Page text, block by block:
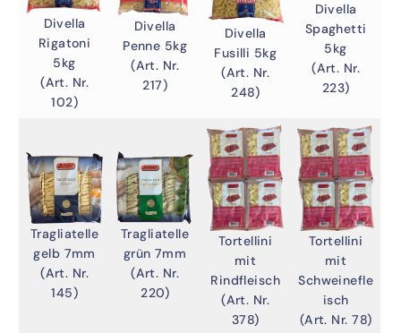
Divella
Rigatoni
5kg
(Art. Nr.
102)
Divella
Penne 5kg
(Art. Nr.
217)
Divella
Fusilli 5kg
(Art. Nr.
248)
Divella
Spaghetti
5kg
(Art. Nr.
223)
Tragliatelle
gelb 7mm
(Art. Nr.
145)
Tragliatelle
grün 7mm
(Art. Nr.
220)
Tortellini
mit
Rindfleisch
(Art. Nr.
378)
Tortellini
mit
Schweinefle
isch
(Art. Nr. 78)